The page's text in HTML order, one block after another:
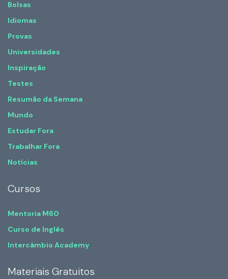
Bolsas
Idiomas
Provas
Universidades
Inspiração
Testes
Resumão da Semana
Mundo
Estudar Fora
Trabalhar Fora
Notícias
Cursos
Mentoria M60
Curso de Inglês
Intercâmbio Academy
Materiais Gratuitos